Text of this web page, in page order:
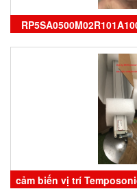
Temposonics
cảm biến vị trí